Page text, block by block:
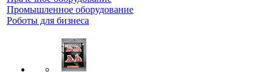
Промышленное оборудование
Роботы для бизнеса